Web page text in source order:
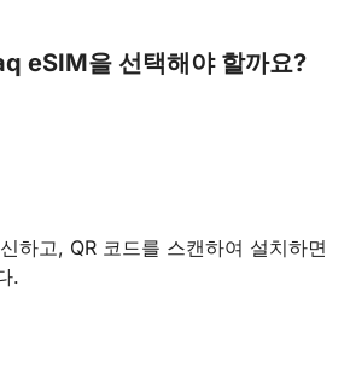
eSIM을 선택해야 할까요?
하고, QR 코드를 스캔하여 설치하면
.